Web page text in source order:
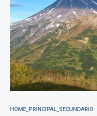
HOME_PRINCIPAL_SECUNDARIO